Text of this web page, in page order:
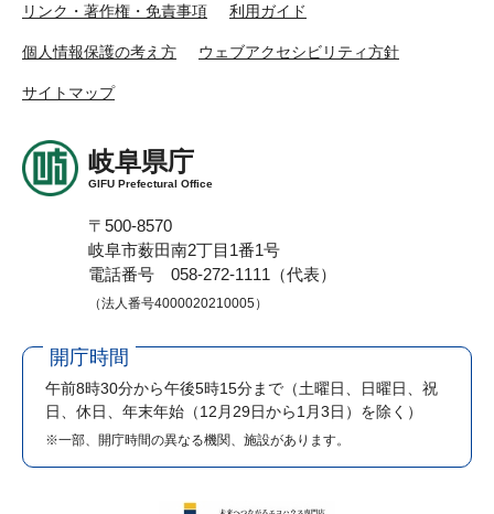
リンク・著作権・免責事項 利用ガイド
個人情報保護の考え方 ウェブアクセシビリティ方針
サイトマップ
岐阜県庁
GIFU Prefectural Office
〒500-8570
岐阜市薮田南2丁目1番1号
電話番号 058-272-1111（代表）
（法人番号4000020210005）
開庁時間
午前8時30分から午後5時15分まで （土曜日、日曜日、祝
日、休日、年末年始（12月29日から1月3日）を除く）
※一部、開庁時間の異なる機関、施設があります。